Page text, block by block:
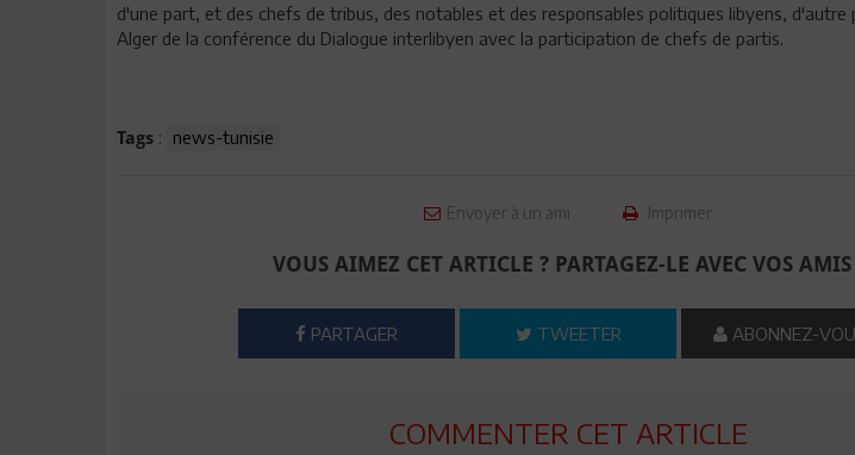
d'une part, et des chefs de tribus, des notables et des responsables politiques libyens,
Alger de la conférence du Dialogue interlibyen avec la participation de chefs de partis.
Tags : news-tunisie
Envoyer à un ami Imprimer
VOUS AIMEZ CET ARTICLE ? PARTAGEZ-LE AVEC VOS
PARTAGER TWEETER ABONNEZ-
COMMENTER CET ARTICLE